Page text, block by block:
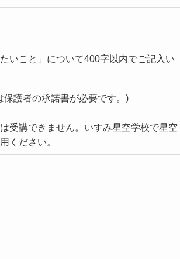
いこと」について400字以内でご記入い
護者の承諾書が必要です。)
受講できません。いすみ星空学校で星空
ください。